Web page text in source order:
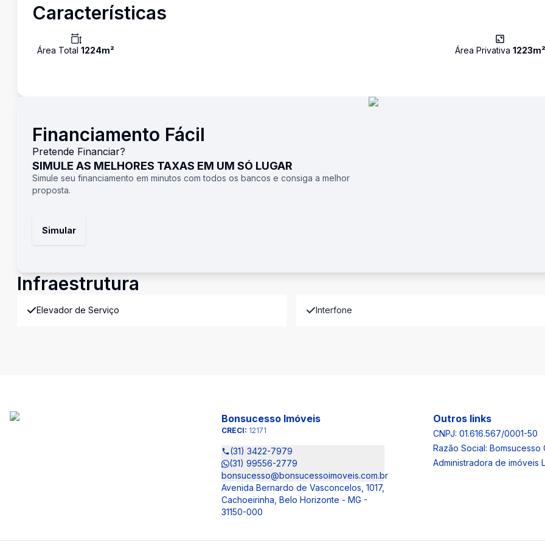
Características
Área Total 1224m² Área Privativa 1223m²
Financiamento Fácil
Pretende Financiar?
SIMULE AS MELHORES TAXAS EM UM SÓ LUGAR
Simule seu financiamento em minutos com todos os bancos e consiga a melhor
proposta.
Simular
Infraestrutura
Elevador de Serviço Interfone
Bonsucesso Imóveis
CRECI: 12171
(31) 3422-7979
(31) 99556-2779
bonsucesso@bonsucessoimoveis.com.br
Avenida Bernardo de Vasconcelos, 1017,
Cachoeirinha, Belo Horizonte - MG -
31150-000
Outros links
CNPJ: 01.616.567/0001-50
Razão Social: Bomsucesso
Administradora de imóveis